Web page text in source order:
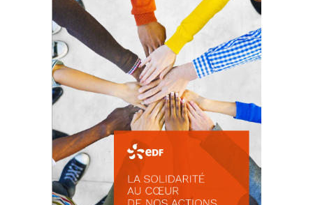
105357 Total 0 Votes 0 0 Aidez-nous à
améliorer...
FEUILLETER